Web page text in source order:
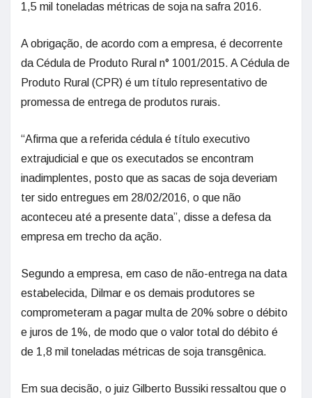
1,5 mil toneladas métricas de soja na safra 2016.
A obrigação, de acordo com a empresa, é decorrente
da Cédula de Produto Rural n° 1001/2015. A Cédula de
Produto Rural (CPR) é um título representativo de
promessa de entrega de produtos rurais.
“Afirma que a referida cédula é título executivo
extrajudicial e que os executados se encontram
inadimplentes, posto que as sacas de soja deveriam
ter sido entregues em 28/02/2016, o que não
aconteceu até a presente data”, disse a defesa da
empresa em trecho da ação.
Segundo a empresa, em caso de não-entrega na data
estabelecida, Dilmar e os demais produtores se
comprometeram a pagar multa de 20% sobre o débito
e juros de 1%, de modo que o valor total do débito é
de 1,8 mil toneladas métricas de soja transgênica.
Em sua decisão, o juiz Gilberto Bussiki ressaltou que o